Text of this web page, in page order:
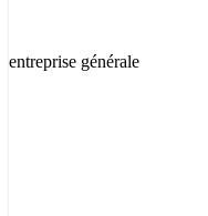
entreprise générale